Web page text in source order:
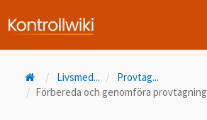
Livsmed... Provtag...
Förbereda och genomföra provtagning